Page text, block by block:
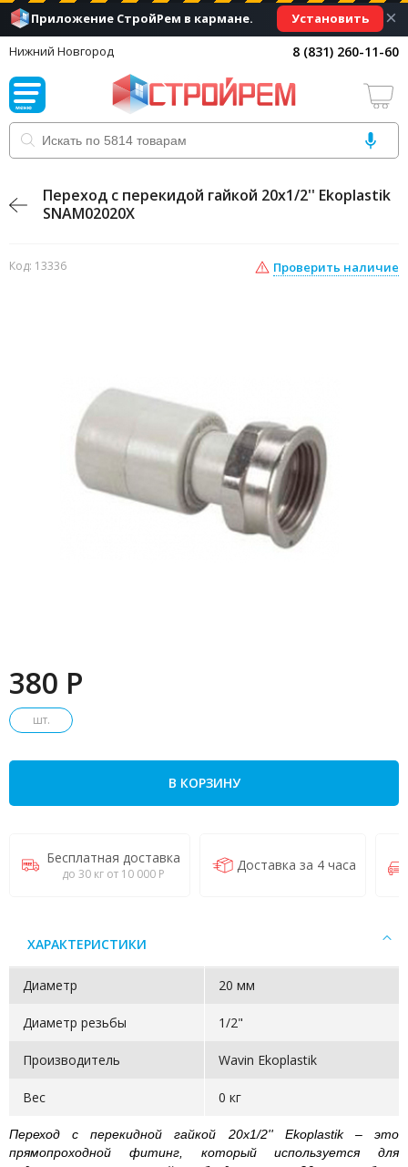
Приложение СтройРем в кармане. Установить ×
Нижний Новгород 8 (831) 260-11-60
Переход с перекидой гайкой 20x1/2'' Ekoplastik
SNAM02020X
Код: 13336 Проверить наличие
380 P
шт.
В КОРЗИНУ
Бесплатная доставка
до 30 кг от 10 000 Р
Доставка за 4 часа
ХАРАКТЕРИСТИКИ
Диаметр 20 мм
Диаметр резьбы 1/2"
Производитель Wavin Ekoplastik
Вес 0 кг
Переход с перекидной гайкой 20x1/2'' Ekoplastik – это
прямопроходной фитинг, который используется для